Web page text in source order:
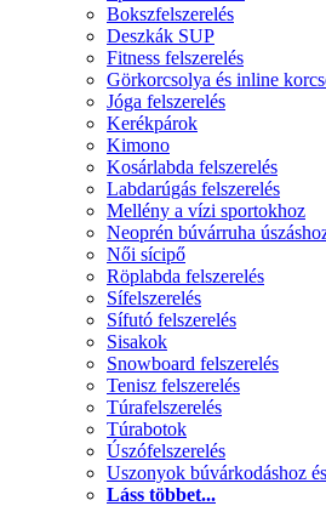
Bokszfelszerelés
Deszkák SUP
Fitness felszerelés
Görkorcsolya és inline
Jóga felszerelés
Kerékpárok
Kimono
Kosárlabda felszerelés
Labdarúgás felszerelés
Mellény a vízi sportokhoz
Neoprén búvárruha
Női sícipő
Röplabda felszerelés
Sífelszerelés
Sífutó felszerelés
Sisakok
Snowboard felszerelés
Tenisz felszerelés
Túrafelszerelés
Túrabotok
Úszófelszerelés
Uszonyok búvárkodáshoz
Láss többet...